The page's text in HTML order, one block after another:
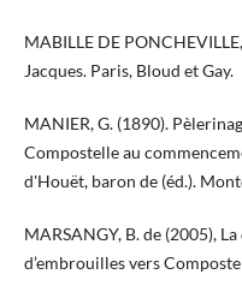
MABILLE DE
Jacques. Paris, Bloud et Gay.
MANIER, G. (1890).
Compostelle au
d'Houët, baron de (éd.).
MARSANGY, B. de (2005),
d’embrouilles vers